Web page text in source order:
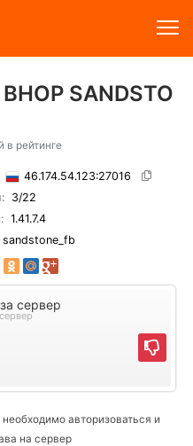
SANDSTO
в рейтинге
46.174.54.123:27016
3/22
1.41.7.4
sandstone_fb
сервер
авторизоваться и
на сервер